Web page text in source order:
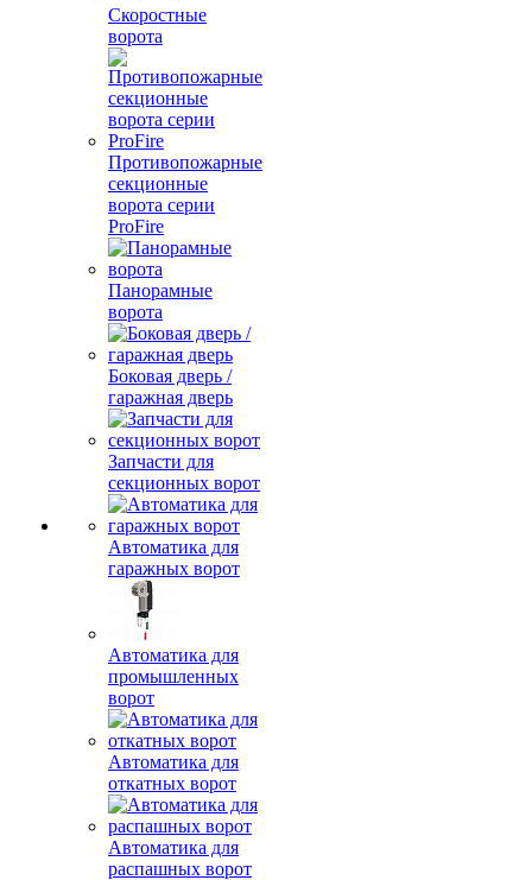
Скоростные
ворота
Противопожарные
секционные
ворота серии
ProFire
Панорамные
ворота
Боковая дверь /
гаражная дверь
Запчасти для
секционных ворот
Автоматика для
гаражных ворот
Автоматика для
промышленных
ворот
Автоматика для
откатных ворот
Автоматика для
распашных ворот